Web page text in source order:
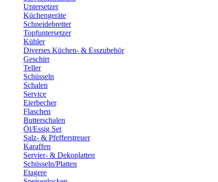
Untersetzer
Küchengeräte
Schneidebretter
Topfuntersetzer
Kühler
Diverses Küchen- & Esszubehör
Geschirr
Teller
Schüsseln
Schalen
Service
Eierbecher
Flaschen
Butterschalen
Öl/Essig Set
Salz- & Pfefferstreuer
Karaffen
Servier- & Dekoplatten
Schüsseln/Platten
Etagere